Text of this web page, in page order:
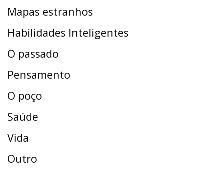
Mapas estranhos
Habilidades Inteligentes
O passado
Pensamento
O poço
Saúde
Vida
Outro